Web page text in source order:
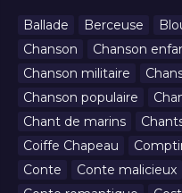
Ballade Berceuse
Chanson
Chanson
Chanson militaire
Chanson populaire
Chant de marins
Coiffe Chapeau
Conte
Conte malicieux